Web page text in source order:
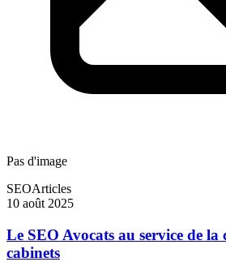
Pas d'image
SEOArticles
10 août 2025
Le SEO Avocats au service de la
cabinets